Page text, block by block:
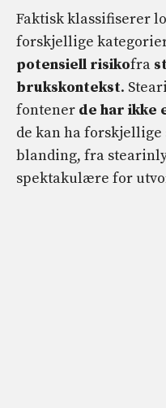
Faktisk klassifiserer
forskjellige kategorier
potensiell risikofra
brukskontekst.
fontener de har ikke
de kan ha
blanding, fra
spektakulære for